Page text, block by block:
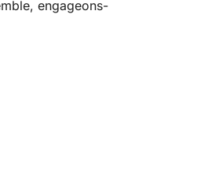
engageons-